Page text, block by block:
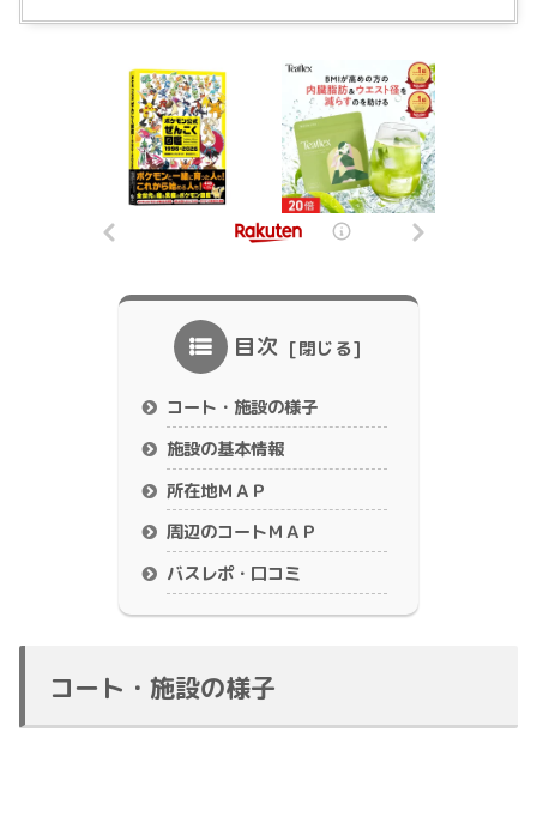
目次
コート・施設の様子
施設の基本情報
所在地ＭＡＰ
周辺のコートＭＡＰ
バスレポ・口コミ
コート・施設の様子